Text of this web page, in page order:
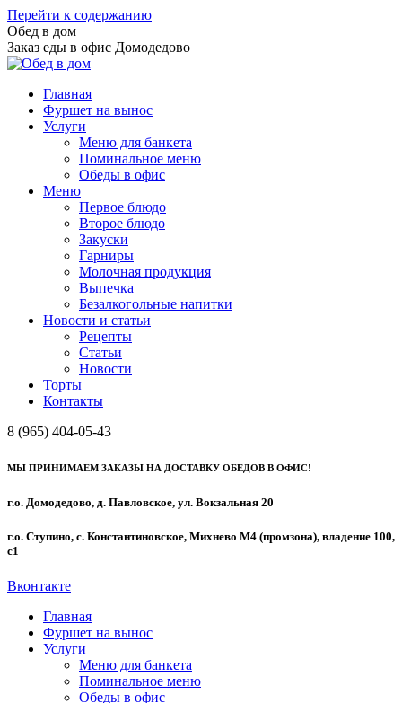
Перейти к содержанию
Обед в дом
Заказ еды в офис Домодедово
Главная
Фуршет на вынос
Услуги
Меню для банкета
Поминальное меню
Обеды в офис
Меню
Первое блюдо
Второе блюдо
Закуски
Гарниры
Молочная продукция
Выпечка
Безалкогольные напитки
Новости и статьи
Рецепты
Статьи
Новости
Торты
Контакты
8 (965) 404-05-43
МЫ ПРИНИМАЕМ ЗАКАЗЫ НА ДОСТАВКУ ОБЕДОВ В ОФИС!
г.о. Домодедово, д. Павловское, ул. Вокзальная 20
г.о. Ступино, с. Константиновское, Михнево М4 (промзона), владение 100,
с1
Вконтакте
Главная
Фуршет на вынос
Услуги
Меню для банкета
Поминальное меню
Обеды в офис